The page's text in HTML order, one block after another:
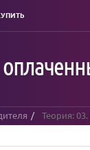
Теория: